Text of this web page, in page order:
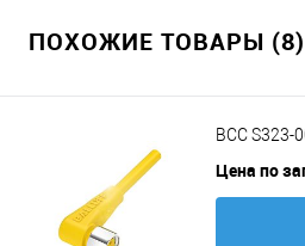
ПОХОЖИЕ ТОВАРЫ (8)
BCC S323-
Цена по